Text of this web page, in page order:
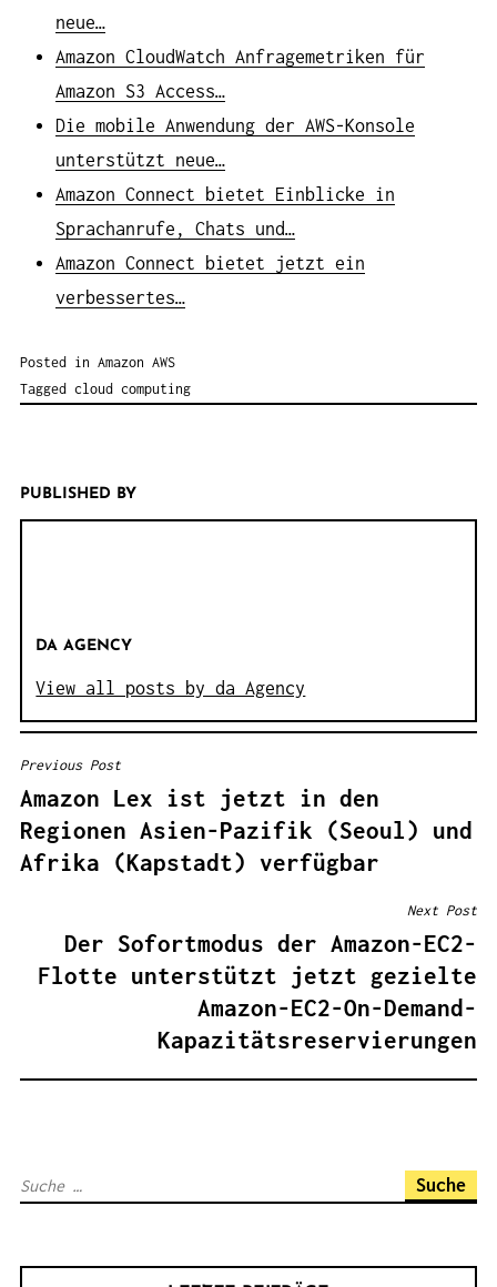
neue…
Amazon CloudWatch Anfragemetriken für
Amazon S3 Access…
Die mobile Anwendung der AWS-Konsole
unterstützt neue…
Amazon Connect bietet Einblicke in
Sprachanrufe, Chats und…
Amazon Connect bietet jetzt ein
verbessertes…
Posted in Amazon AWS
Tagged cloud computing
PUBLISHED BY
DA AGENCY
View all posts by da Agency
B
E
I
T
G
A
Previous Post
Amazon Lex ist jetzt in den
Regionen Asien-Pazifik (Seoul) und
Afrika (Kapstadt) verfügbar
Next Post
Der Sofortmodus der Amazon-EC2-
Flotte unterstützt jetzt gezielte
Amazon-EC2-On-Demand-
Kapazitätsreservierungen
S